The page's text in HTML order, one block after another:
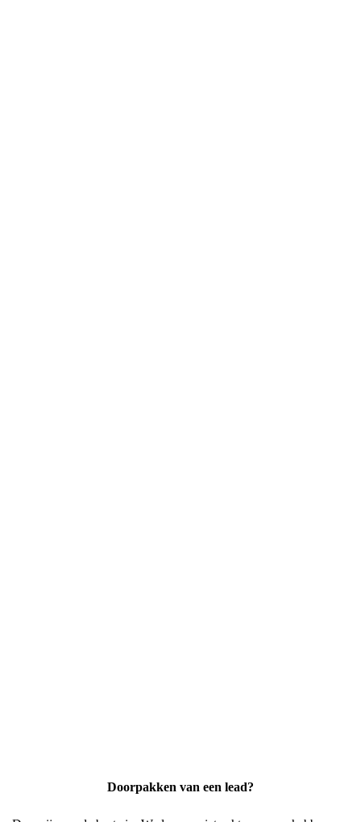
Doorpakken van een lead?